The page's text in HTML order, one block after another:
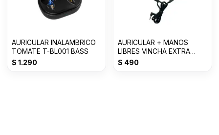
AURICULAR INALAMBRICO
TOMATE T-BL001 BASS
$ 1.290
AURICULAR + MANOS
LIBRES VINCHA EXTRA
BASS 3.0mm MDR-
$ 490